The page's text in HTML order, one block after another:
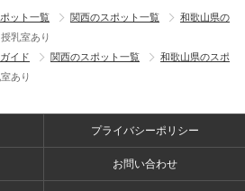
ット一覧 関西のスポット一覧
和歌山県の
授乳室あり
イド 関西のスポット一覧
和歌山県のスポ
あり
プライバシーポリシー
お問い合わせ